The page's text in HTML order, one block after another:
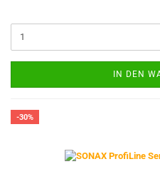
IN DEN
-30%